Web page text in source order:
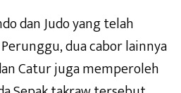
dan Judo yang telah
dua cabor lainnya
Catur juga memperoleh